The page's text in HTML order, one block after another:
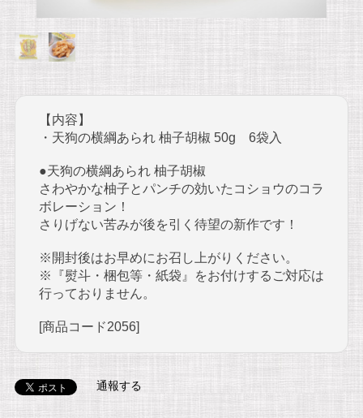
【内容】
・天狗の横綱あられ 柚子胡椒 50g 6袋入
●天狗の横綱あられ 柚子胡椒
さわやかな柚子とパンチの効いたコショウのコラ
ボレーション！
さりげない苦みが後を引く待望の新作です！
※開封後はお早めにお召し上がりください。
※『熨斗・梱包等・紙袋』をお付けするご対応は
行っておりません。
[商品コード2056]
通報する